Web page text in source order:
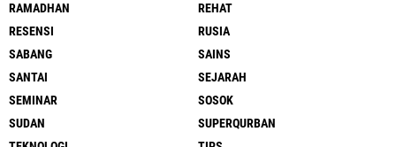
RAMADHAN
REHAT
RESENSI
RUSIA
SABANG
SAINS
SANTAI
SEJARAH
SEMINAR
SOSOK
SUDAN
SUPERQURBAN